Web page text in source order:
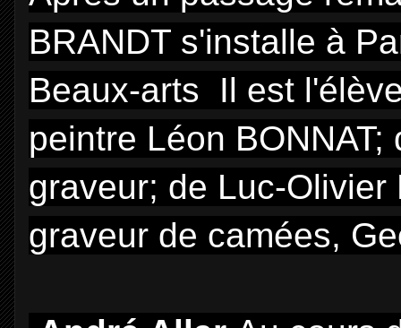
BRANDT s'installe à
Beaux-arts Il est
peintre Léon
graveur; de Luc-
graveur de camées,